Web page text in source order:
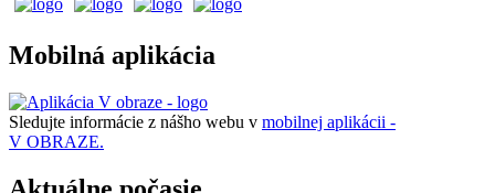
Mobilná aplikácia
Sledujte informácie z nášho webu v mobilnej aplikácii -
V OBRAZE.